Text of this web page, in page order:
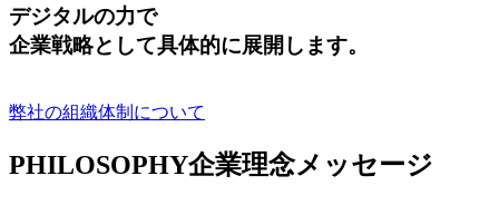
デジタルの力で
企業戦略として具体的に展開します。
弊社の組織体制について
PHILOSOPHY企業理念メッセージ